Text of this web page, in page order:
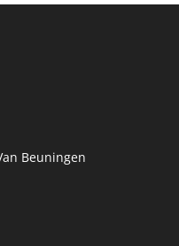
Beuningen